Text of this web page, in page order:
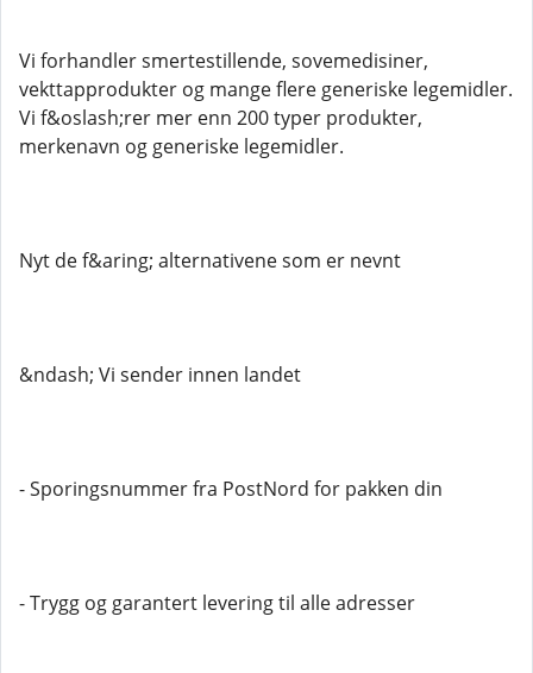
Vi forhandler smertestillende, sovemedisiner,
vekttapprodukter og mange flere generiske legemidler.
Vi f&oslash;rer mer enn 200 typer produkter,
merkenavn og generiske legemidler.
Nyt de f&aring; alternativene som er nevnt
&ndash; Vi sender innen landet
- Sporingsnummer fra PostNord for pakken din
- Trygg og garantert levering til alle adresser